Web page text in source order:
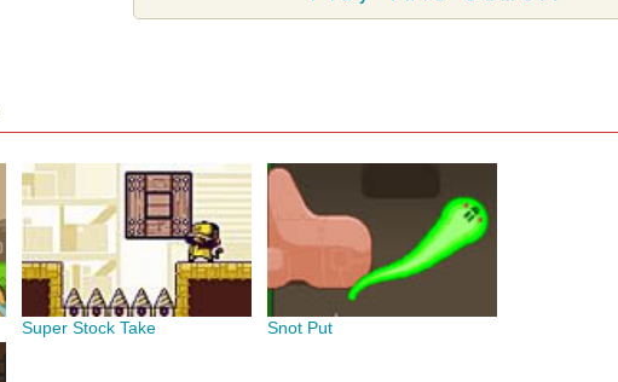
Super Stock Take Snot Put